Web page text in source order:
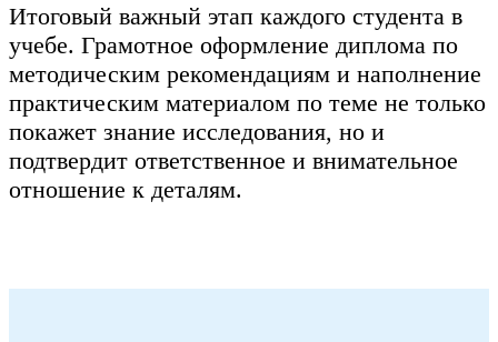
Итоговый важный этап каждого студента в
учебе. Грамотное оформление диплома по
методическим рекомендациям и наполнение
практическим материалом по теме не только
покажет знание исследования, но и
подтвердит ответственное и внимательное
отношение к деталям.